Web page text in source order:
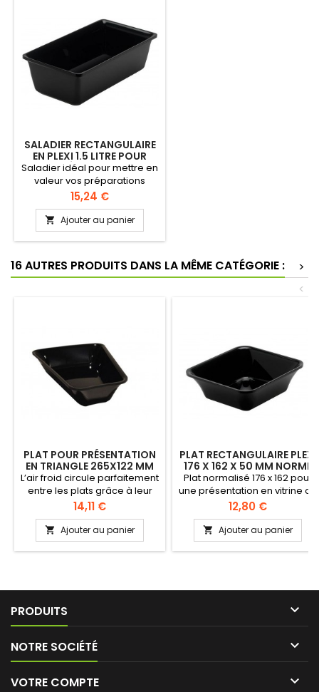
SALADIER RECTANGULAIRE
EN PLEXI 1.5 LITRE POUR
PRÉPARATION
Saladier idéal pour mettre en
valeur vos préparations
alimentaires qui seront
présentées au public dans
les vitrines. Brillant inaltérable
Lavable au lave-vaisselle
Capacité 1.5 litre
Prix
15,24 €
 Ajouter au panier
16 AUTRES PRODUITS DANS LA MÊME CATÉGORIE :
>
<
PLAT POUR PRÉSENTATION
EN TRIANGLE 265X122 MM
HAUTEUR 80 MM
L’air froid circule parfaitement
entre les plats grâce à leur
forme conique Plats de
présentation pour une mise
en valeur des préparations
en vitrine, comptoir ou buffet
Plats fabriqués en plexi
Qualité alimentaire
Prix
14,11 €
 Ajouter au panier
PLAT RECTANGULAIRE PLEXI
176 X 162 X 50 MM NORMÉ
GN1/6
Plat normalisé 176 x 162 pour
une présentation en vitrine ou
pour une utilisation dans un
buffet Matière: Plexi (PMMA)
haut de gamme certifié
alimentaire Normé GN 1/6
Hauteur 50 mm
Prix
12,80 €
 Ajouter au panier
PRODUITS 
NOTRE SOCIÉTÉ 
VOTRE COMPTE 